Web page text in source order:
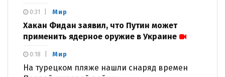
Мир
Хакан Фидан заявил, что Путин может
применить ядерное оружие в Украине
0:31
Мир
На турецком пляже нашли снаряд времен
0:18